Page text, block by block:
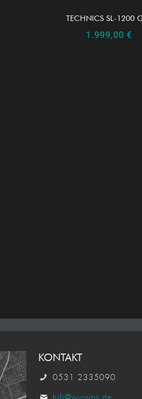
TECHNICS SL-1200
1.999,00 €
KONTAKT
0531 2335090